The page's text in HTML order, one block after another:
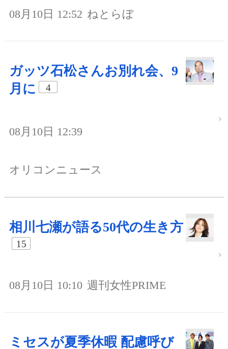
08月10日 12:52 ねとらぼ
ガッツ石松さんお別れ会、9
月に
4
08月10日 12:39
オリコンニュース
相川七瀬が語る50代の生き方
15
08月10日 10:10 週刊女性PRIME
ミセスが夏季休暇 配慮呼び